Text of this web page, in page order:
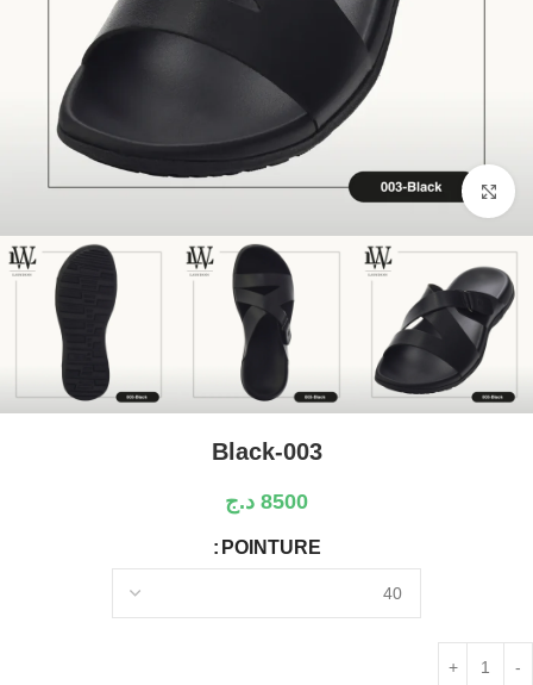
Click to enlarge
003-Black
8500 د.ج
POINTURE